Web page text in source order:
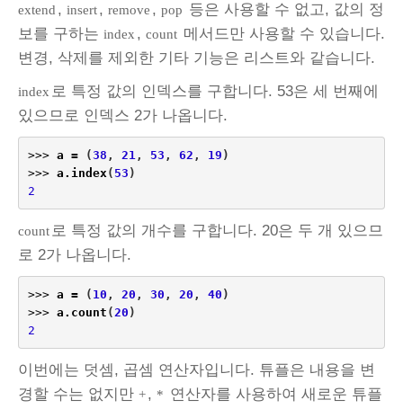
extend , insert, remove , pop 등은 사용할 수 없고, 값의 정
보를 구하는 index , count 메서드만 사용할 수 있습니다.
변경, 삭제를 제외한 기타 기능은 리스트와 같습니다.
index 로 특정 값의 인덱스를 구합니다. 53은 세 번째에
있으므로 인덱스 2가 나옵니다.
>>> a = (38 , 21 , 53 , 62 , 19 )
>>> a . index ( 53 )
2
count로 특정 값의 개수를 구합니다. 20은 두 개 있으므
로 2가 나옵니다.
>>> a = ( 10 , 20 , 30 , 20 , 40 )
>>> a . count ( 20 )
2
이번에는 덧셈, 곱셈 연산자입니다. 튜플은 내용을 변
경할 수는 없지만 +, * 연산자를 사용하여 새로운 튜플